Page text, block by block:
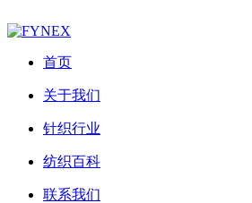
首页
关于我们
针织行业
纺织百科
联系我们